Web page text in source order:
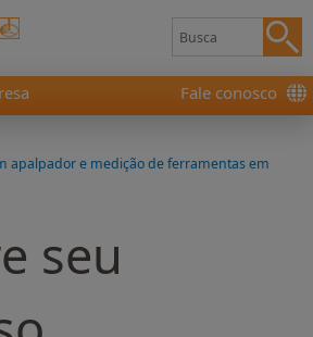
Fale conosco
apalpador e medição de ferramentas em
seu